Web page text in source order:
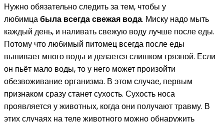
Нужно обязательно следить за тем, чтобы у
любимцабыла всегда свежая вода. Миску надо мыть
каждый день, и наливать свежую воду лучше после еды.
Потому что любимый питомец всегда после еды
выпивает много воды и делается слишком грязной. Если
он пьёт мало воды, то у него может произойти
обезвоживание организма. В этом случае, первым
признаком сразу станет сухость. Сухость носа
проявляется у животных, когда они получают травму. В
этих случаях на теле животного можно обнаружить